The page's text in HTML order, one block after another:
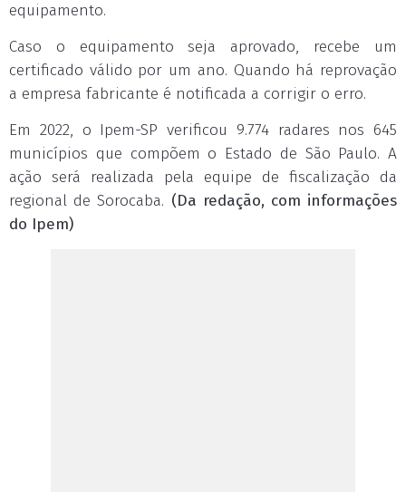
equipamento.
Caso o equipamento seja aprovado, recebe um
certificado válido por um ano. Quando há reprovação
a empresa fabricante é notificada a corrigir o erro.
Em 2022, o Ipem-SP verificou 9.774 radares nos 645
municípios que compõem o Estado de São Paulo. A
ação será realizada pela equipe de fiscalização da
regional de Sorocaba. (Da redação, com informações
do Ipem)